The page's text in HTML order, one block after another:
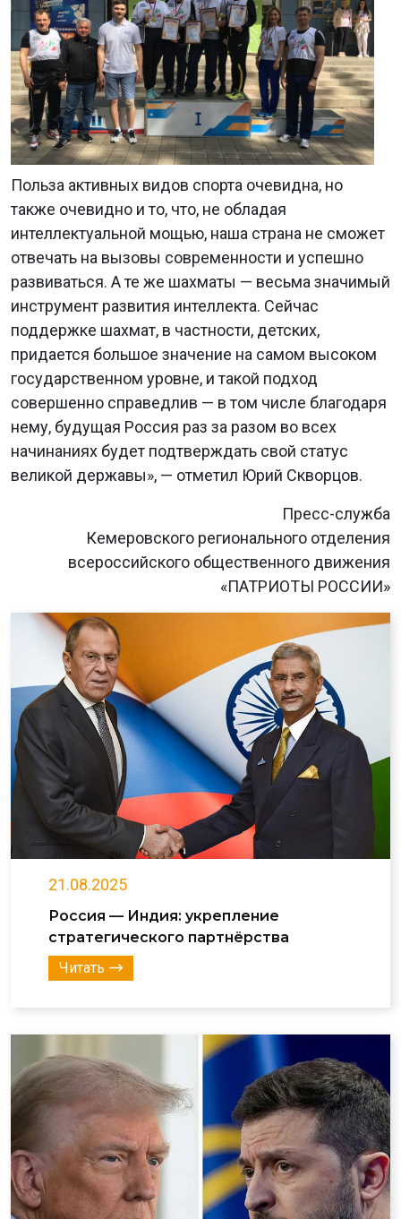
Польза активных видов спорта очевидна, но
также очевидно и то, что, не обладая
интеллектуальной мощью, наша страна не сможет
отвечать на вызовы современности и успешно
развиваться. А те же шахматы — весьма значимый
инструмент развития интеллекта. Сейчас
поддержке шахмат, в частности, детских,
придается большое значение на самом высоком
государственном уровне, и такой подход
совершенно справедлив — в том числе благодаря
нему, будущая Россия раз за разом во всех
начинаниях будет подтверждать свой статус
великой державы», — отметил Юрий Скворцов.
Пресс-служба
Кемеровского регионального отделения
всероссийского общественного движения
«ПАТРИОТЫ РОССИИ»
21.08.2025
Россия — Индия: укрепление
стратегического партнёрства
Читать